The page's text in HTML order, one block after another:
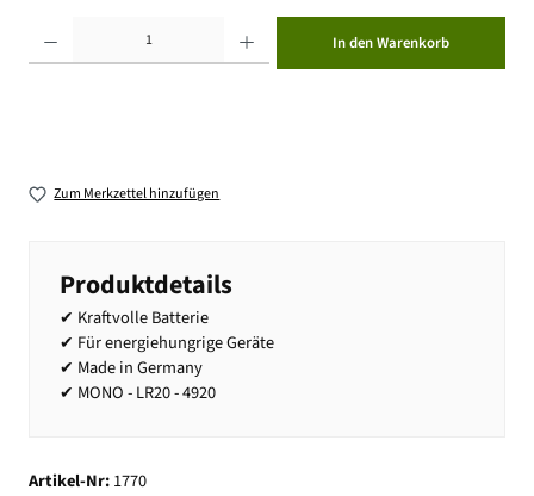
In den Warenkorb
Zum Merkzettel hinzufügen
Produktdetails
✔ Kraftvolle Batterie
✔ Für energiehungrige Geräte
✔ Made in Germany
✔ MONO - LR20 - 4920
Artikel-Nr:1770